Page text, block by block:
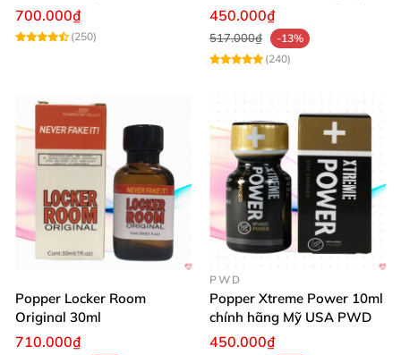
hộp thiếc 40ml + 10ml
700.000₫
(250)
USA PWD
450.000₫
517.000₫
-13%
(240)
Popper Locker Room
Original 30ml
710.000₫
PWD
Popper Xtreme Power 10ml
chính hãng Mỹ USA PWD
450.000₫